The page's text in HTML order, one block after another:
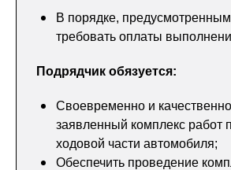
В порядке,
требовать оплаты
Подрядчик обязуется:
Своевременно и
заявленный комплекс работ
ходовой части автомобиля;
Обеспечить проведение